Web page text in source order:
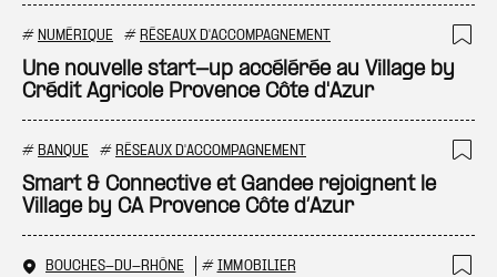
# NUMÉRIQUE # RÉSEAUX D'ACCOMPAGNEMENT
Une nouvelle start-up accélérée au Village by
Crédit Agricole Provence Côte d'Azur
# BANQUE # RÉSEAUX D'ACCOMPAGNEMENT
Smart & Connective et Gandee rejoignent le
Village by CA Provence Côte d’Azur
BOUCHES-DU-RHÔNE # IMMOBILIER